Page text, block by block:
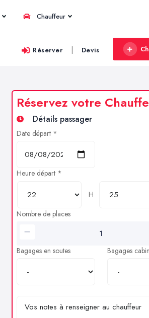
Chauffeur
Réserver | Devis
Réservez votre
Détails passager
Date départ *
Heure départ *
H
Nombre de places
Bagages en soutes Bagages